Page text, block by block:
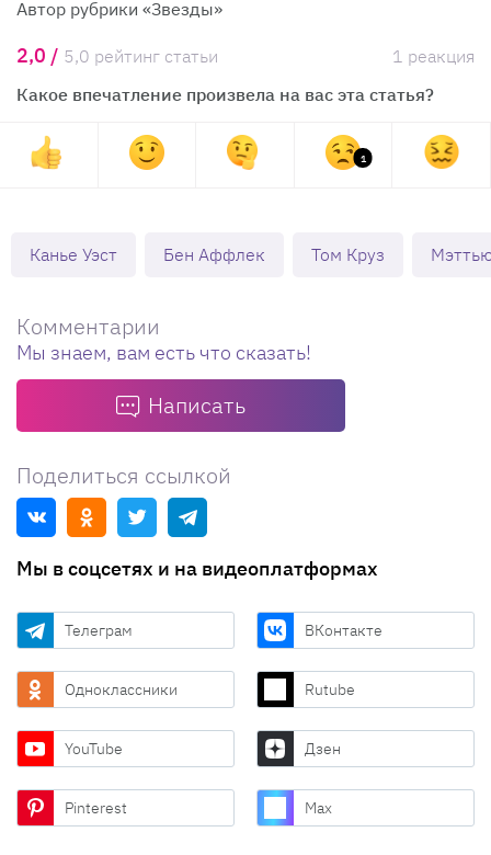
Автор рубрики «Звезды»
2,0 / 5,0 рейтинг статьи
1 реакция
Какое впечатление произвела на вас эта статья?
1
Канье Уэст Бен Аффлек Том Круз
Комментарии
Мы знаем, вам есть что сказать!
Написать
Поделиться ссылкой
Мы в соцсетях и на видеоплатформах
Телеграм ВКонтакте
Одноклассники Rutube
YouTube Дзен
Pinterest Max